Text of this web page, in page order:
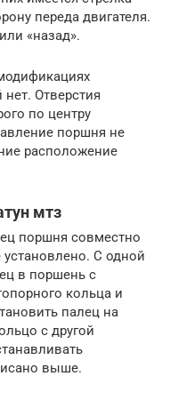
переда двигателя.
«назад».
Отверстия
по центру
поршня не
расположение
мтз
поршня совместно
С одной
в поршень с
кольца и
палец на
с другой
выше.